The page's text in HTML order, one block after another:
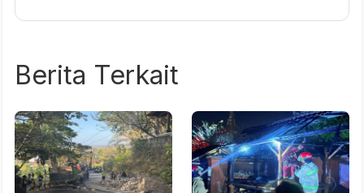
Berita Terkait